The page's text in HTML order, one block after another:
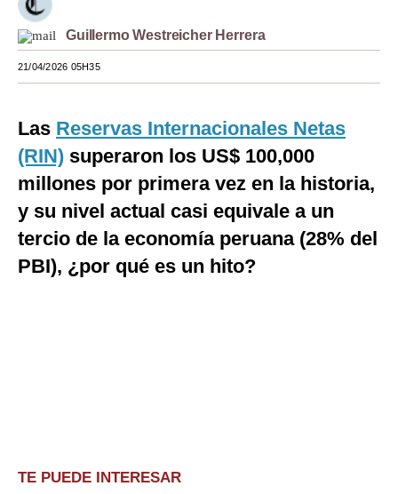
Internacional
Tecnología
Mix
G de Gestión
Notas Contratadas
Podcast
Gestión TV
Guillermo Westreicher Herrera
21/04/2026 05H35
Las Reservas Internacionales Netas
(RIN) superaron los US$ 100,000
millones por primera vez en la historia,
y su nivel actual casi equivale a un
tercio de la economía peruana (28% del
PBI), ¿por qué es un hito?
TE PUEDE INTERESAR